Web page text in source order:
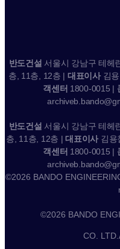
반도건설 서울시 강남구 테헤
층, 11층, 12층 | 대표이사김용
객센터 1800-0015 |
반도건설 서울시 강남구 테헤
층, 11층, 12층 |대표이사 김용
객센터 1800-0015 |
©2026 BANDO
©2026 BANDO
CO.